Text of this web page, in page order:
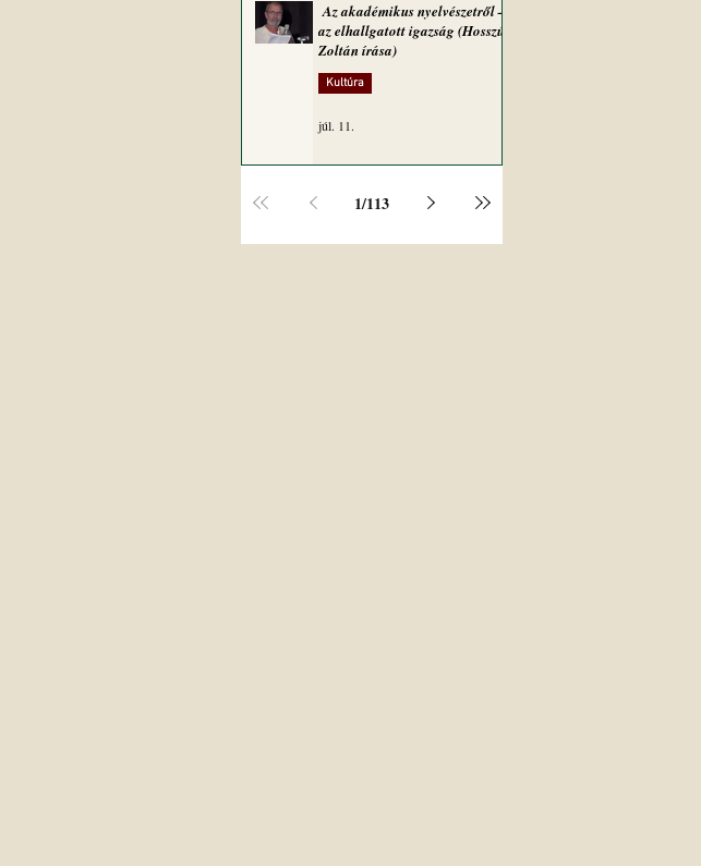
Az akadémikus nyelvészetről –
az elhallgatott igazság (Hosszú
Zoltán írása)
Kultúra
júl. 11.
1/113